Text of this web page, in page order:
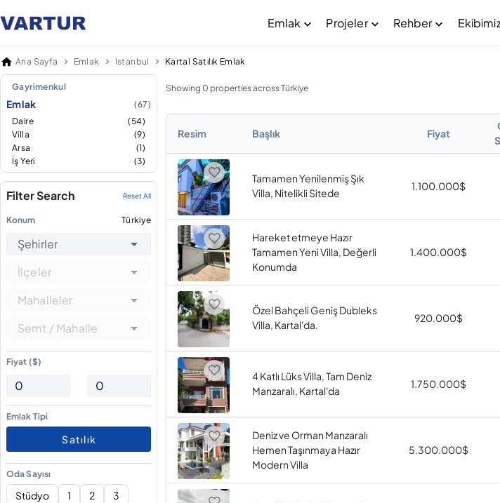
Emlak Projeler Rehber
Ana Sayfa Emlak Istanbul Kartal Satılık Emlak
Gayrimenkul
Emlak
(67)
Daire
(54)
Villa
(9)
Arsa
(1)
İş Yeri
(3)
Filter Search Reset All
Konum Türkiye
Şehirler
İlçeler
Mahalleler
Semt / Mahalle
Fiyat ($)
Emlak Tipi
Satılık
Oda Sayısı
Stüdyo 1 2
3
Showing 0 properties across Türkiye
Resim Başlık Fiyat
Tamamen Yenilenmiş Şık
Villa, Nitelikli Sitede
1.100.000$
Hareket etmeye Hazır
Tamamen Yeni Villa, Değerli
Konumda
1.400.000$
Özel Bahçeli Geniş Dubleks
Villa, Kartal'da.
920.000$
4 Katlı Lüks Villa, Tam Deniz
Manzaralı, Kartal'da
1.750.000$
Deniz ve Orman Manzaralı
Hemen Taşınmaya Hazır
Modern Villa
5.300.000$